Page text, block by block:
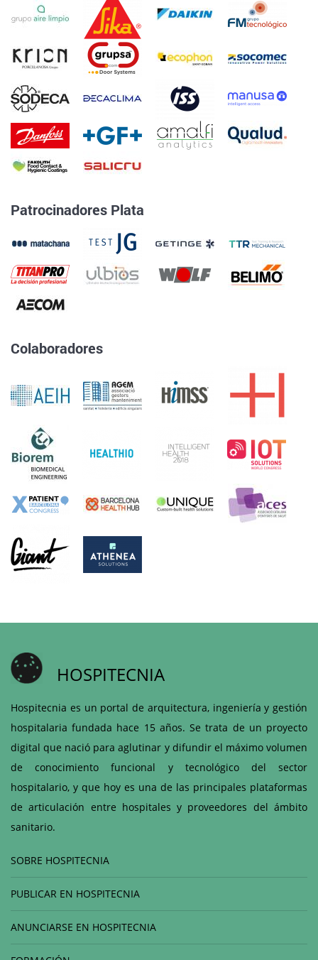
Patrocinadores Plata
Colaboradores
HOSPITECNIA
Hospitecnia es un portal de arquitectura, ingeniería y gestión
hospitalaria fundada hace 15 años. Se trata de un proyecto
digital que nació para aglutinar y difundir el máximo volumen
de conocimiento funcional y tecnológico del sector
hospitalario, y que hoy es una de las principales plataformas
de articulación entre hospitales y proveedores del ámbito
sanitario.
SOBRE HOSPITECNIA
PUBLICAR EN HOSPITECNIA
ANUNCIARSE EN HOSPITECNIA